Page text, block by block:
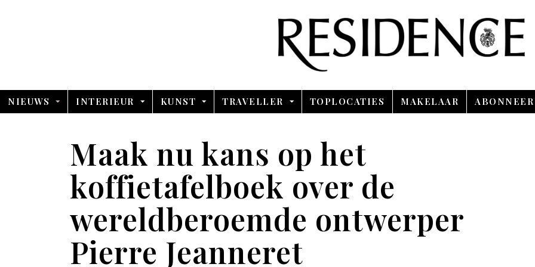
NIEUWS INTERIEUR KUNST TRAVELLER TOPLOCATIES MAKELAAR ABONNEER
Maak nu kans op het
koffietafelboek over de
wereldberoemde ontwerper
Pierre Jeanneret